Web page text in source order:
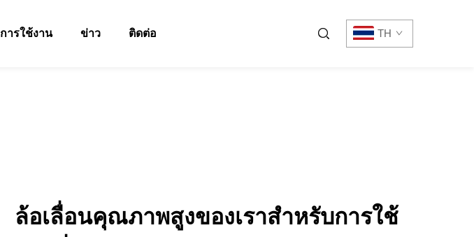
การใช้งาน ข่าว ติดต่อ TH
ล้อเลื่อนคุณภาพสูงของเราสำหรับการใช้